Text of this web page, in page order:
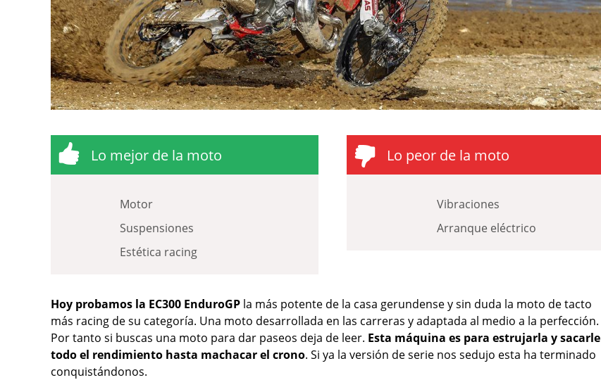
Lo mejor de la moto
Motor
Suspensiones
Estética racing
Lo peor de la moto
Vibraciones
Arranque eléctrico
Hoy probamos la EC300 EnduroGP la más potente de la casa gerundense y sin duda la moto de tacto
más racing de su categoría. Una moto desarrollada en las carreras y adaptada al medio a la perfección.
Por tanto si buscas una moto para dar paseos deja de leer. Esta máquina es para estrujarla y sacarle
todo el rendimiento hasta machacar el crono. Si ya la versión de serie nos sedujo esta ha terminado
conquistándonos.